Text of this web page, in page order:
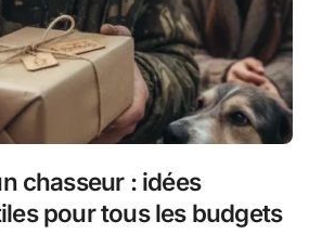
chasseur : idées
pour tous les budgets